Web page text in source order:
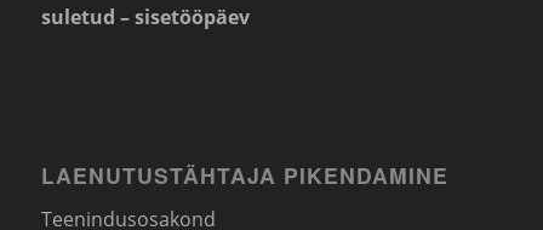
suletud – sisetööpäev
LAENUTUSTÄHTAJA PIKENDAMINE
Teenindusosakond